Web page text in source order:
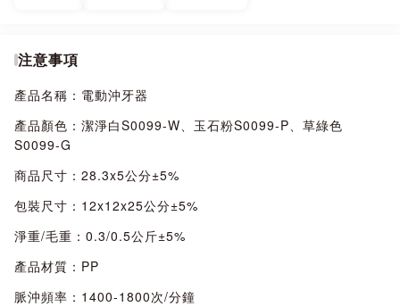
注意事項
產品名稱：電動沖牙器
產品顏色：潔淨白S0099-W、玉石粉S0099-P、草綠色
S0099-G
商品尺寸：28.3x5公分±5%
包裝尺寸：12x12x25公分±5%
淨重/毛重：0.3/0.5公斤±5%
產品材質：PP
脈沖頻率：1400-1800次/分鐘